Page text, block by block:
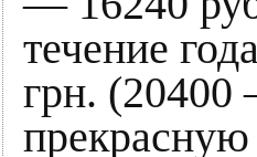
течение
грн. (20400
прекрасную